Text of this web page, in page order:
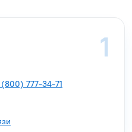
777-34-71